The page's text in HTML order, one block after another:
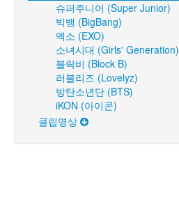
슈퍼주니어 (Super Junior)
빅뱅 (BigBang)
엑소 (EXO)
소녀시대 (Girls' Generation)
블락비 (Block B)
러블리즈 (Lovelyz)
방탄소년단 (BTS)
iKON (아이콘)
클립영상